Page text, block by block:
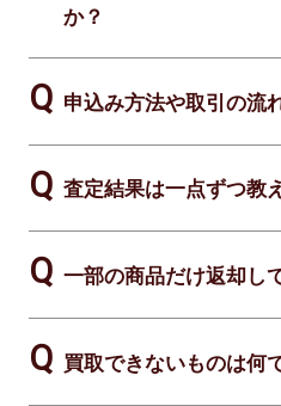
か？
申込み方法や取引の流
査定結果は一点ずつ教
一部の商品だけ返却し
買取できないものは何